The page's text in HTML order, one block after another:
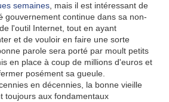
semaines , mais il est intéressant de
gouvernement continue dans sa non-
l'outil Internet, tout en ayant
et de vouloir en faire une sorte
parole sera porté par moult petits
en place à coup de millions d'euros et
posément sa gueule.
en décennies, la bonne vieille
toujours aux fondamentaux